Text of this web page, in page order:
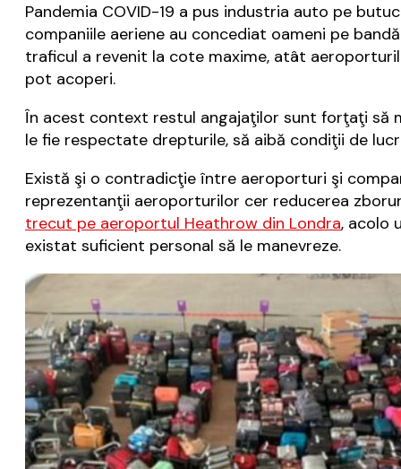
Pandemia COVID-19 a pus industria auto pe
companiile aeriene au concediat oameni pe
traficul a revenit la cote maxime, atât
pot acoperi.
În acest context restul angajaţilor sunt forţaţi să
le fie respectate drepturile, să aibă condiţii de
Există şi o contradicţie între aeroporturi şi
reprezentanţii aeroporturilor cer reducerea
trecut pe aeroportul Heathrow din Londra, acolo
existat suficient personal să le manevreze.